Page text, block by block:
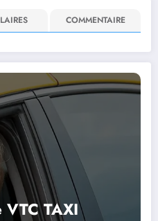
COMMENTAIRE
VTC TAXI